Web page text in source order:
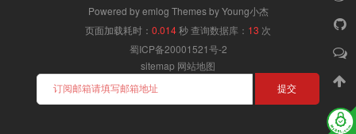
Powered by emlog Themes by Young小杰
页面加载耗时： 0.014秒查询数据库： 13 次
蜀ICP备20001521号-2
sitemap 网站地图